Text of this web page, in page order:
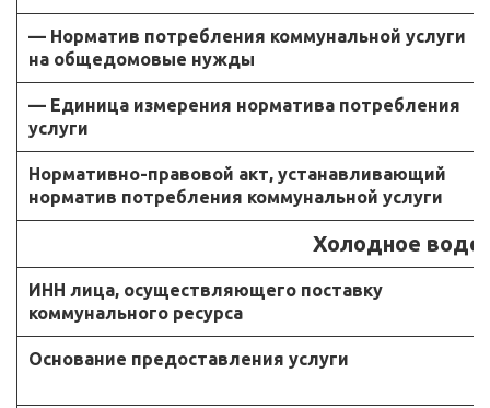
— Норматив потребления коммунальной услуги
на общедомовые нужды
— Единица измерения норматива потребления
услуги
Нормативно-правовой акт, устанавливающий
норматив потребления коммунальной услуги
Холодное
ИНН лица, осуществляющего поставку
коммунального ресурса
Основание предоставления услуги